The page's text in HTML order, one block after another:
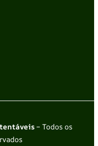
– Todos os